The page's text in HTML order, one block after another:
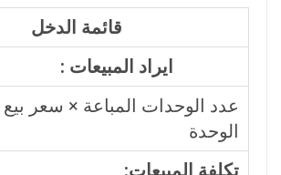
قائمة الدخل
ايراد المبيعات :
عدد الوحدات المباعة × سعر بيع
الوحدة
تكلفة المبيعات: